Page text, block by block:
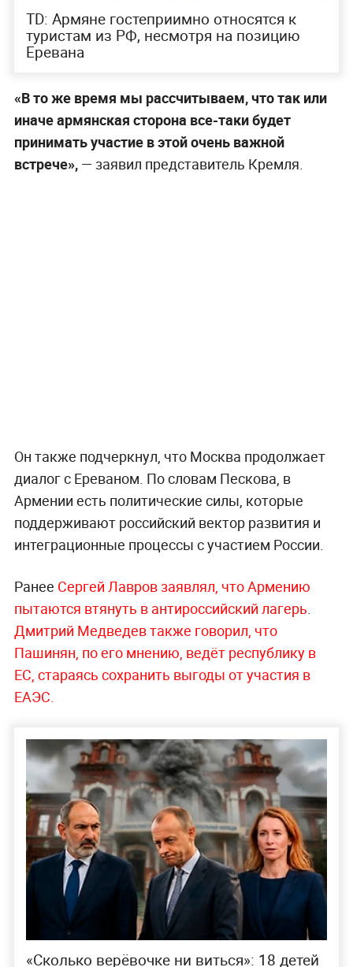
TD: Армяне гостеприимно относятся к
туристам из РФ, несмотря на позицию
Еревана
«В то же время мы рассчитываем, что так или
иначе армянская сторона все-таки будет
принимать участие в этой очень важной
встрече», — заявил представитель Кремля.
Он также подчеркнул, что Москва продолжает
диалог с Ереваном. По словам Пескова, в
Армении есть политические силы, которые
поддерживают российский вектор развития и
интеграционные процессы с участием России.
Ранее Сергей Лавров заявлял, что Армению
пытаются втянуть в антироссийский лагерь.
Дмитрий Медведев также говорил, что
Пашинян, по его мнению, ведёт республику в
ЕС, стараясь сохранить выгоды от участия в
ЕАЭС.
«Сколько верёвочке ни виться»: 18 детей